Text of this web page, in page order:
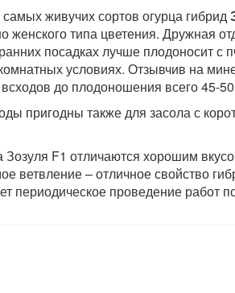
живучих сортов огурца гибрид
женского типа цветения. Дружная
посадках лучше плодоносит
условиях. Отзывчив на
до плодоношения всего 45-
пригодны также для засола с
Зозуля F1 отличаются хорошим
ветвление – отличное свойство
периодическое проведение работ